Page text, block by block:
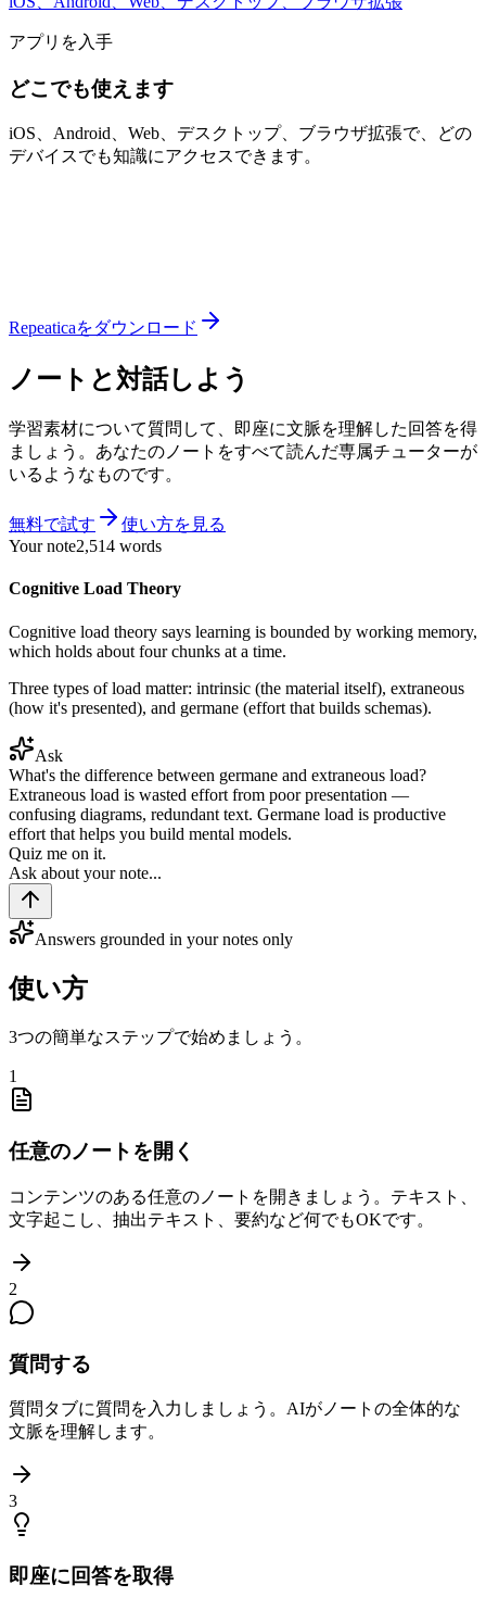
アプリを入手
どこでも使えます
iOS、Android、Web、デスクトップ、ブラウザ拡張で、どの
デバイスでも知識にアクセスできます。
Repeaticaをダウンロード
ノートと対話しよう
学習素材について質問して、即座に文脈を理解した回答を得
ましょう。あなたのノートをすべて読んだ専属チューターが
いるようなものです。
無料で試す
使い方を見る
Your note2,514 words
Cognitive Load Theory
Cognitive load theory says learning is bounded by working memory,
which holds about four chunks at a time.
Three types of load matter: intrinsic (the material itself), extraneous
(how it's presented), and germane (effort that builds schemas).
Ask
What's the difference between germane and extraneous load?
Extraneous load is wasted effort from poor presentation —
confusing diagrams, redundant text. Germane load is productive
effort that helps you build mental models.
Quiz me on it.
Ask about your note...
Answers grounded in your notes only
使い方
3つの簡単なステップで始めましょう。
1
任意のノートを開く
コンテンツのある任意のノートを開きましょう。テキスト、
文字起こし、抽出テキスト、要約など何でもOKです。
2
質問する
質問タブに質問を入力しましょう。AIがノートの全体的な
文脈を理解します。
3
即座に回答を取得